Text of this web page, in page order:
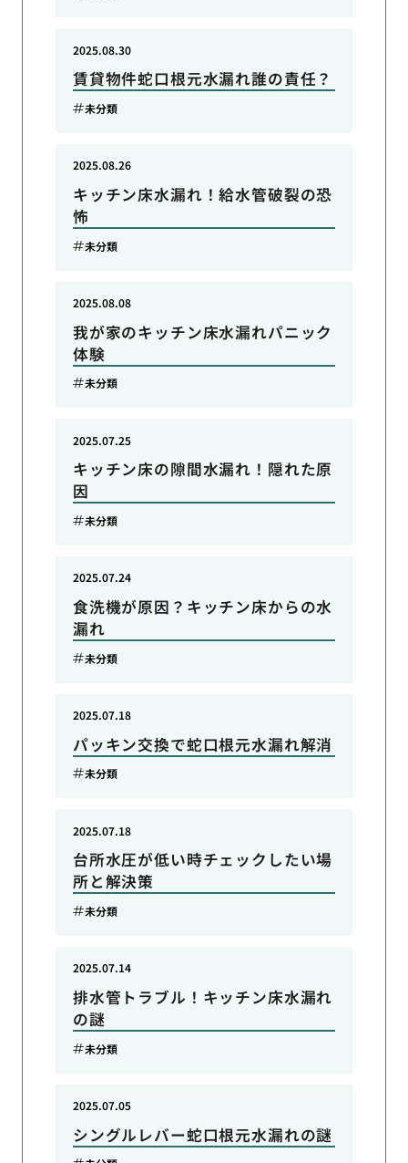
賃貸物件蛇口根元水漏れ誰の責任？
2025.08.30
未分類
キッチン床水漏れ！給水管破裂の恐
怖
2025.08.26
未分類
我が家のキッチン床水漏れパニック
体験
2025.08.08
未分類
キッチン床の隙間水漏れ！隠れた原
因
2025.07.25
未分類
食洗機が原因？キッチン床からの水
漏れ
2025.07.24
未分類
パッキン交換で蛇口根元水漏れ解消
2025.07.18
未分類
台所水圧が低い時チェックしたい場
所と解決策
2025.07.18
未分類
排水管トラブル！キッチン床水漏れ
の謎
2025.07.14
未分類
シングルレバー蛇口根元水漏れの謎
2025.07.05